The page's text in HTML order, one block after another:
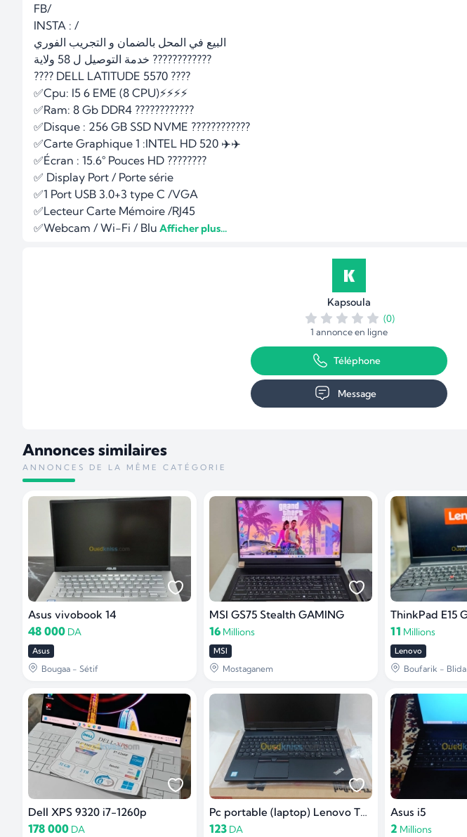
FB/
INSTA : /
البيع في المحل بالضمان و التجريب الفوري
خدمة التوصيل ل 58 ولاية ????????????
???? DELL LATITUDE 5570 ????
✅Cpu: I5 6 EME (8 CPU)⚡⚡⚡⚡
✅Ram: 8 Gb DDR4 ????????????
✅Disque : 256 GB SSD NVME ????????????
✅Carte Graphique 1 :INTEL HD 520 ✈️✈️
✅Écran : 15.6° Pouces HD ????️????️
✅ Display Port / Porte série
✅1 Port USB 3.0+3 type C /VGA
✅Lecteur Carte Mémoire /RJ45
✅Webcam / Wi-Fi / Blu Afficher plus...
Kapsoula
(0)
1 annonce en ligne
Téléphone
Message
Annonces similaires
ANNONCES DE LA MÊME CATÉGORIE
Asus vivobook 14
48 000 DA
Asus
Bougaa - Sétif
MSI GS75 Stealth GAMING
16 Millions
MSI
Mostaganem
11 Millions
Lenovo
Boufarik - Blida
Dell XPS 9320 i7-1260p
178 000 DA
Pc portable (laptop) Lenovo ThinkPad L570 i5 7ème/ 8Gb/ 256Gb
123 DA
Asus i5
2 Millions